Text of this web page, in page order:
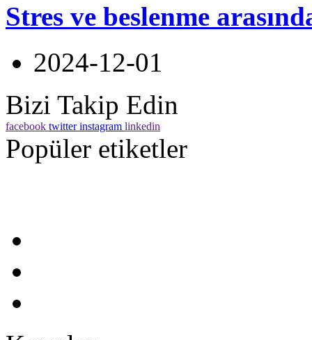
Stres ve beslenme
2024-12-01
Bizi Takip Edin
facebook twitter instagram linkedin
Popüler etiketler